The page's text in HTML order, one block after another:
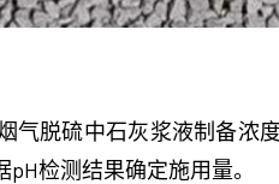
气脱硫中石灰浆液制备
检测结果确定施用量。